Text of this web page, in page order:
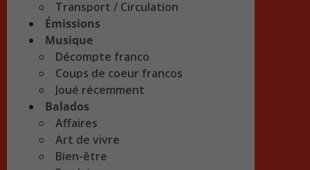
Transport / Circulation
Émissions
Musique
Décompte franco
Coups de coeur francos
Joué récemment
Balados
Affaires
Art de vivre
Bien-être